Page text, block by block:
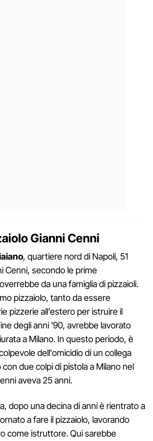
Gianni Cenni
, quartiere nord di Napoli, 51
Cenni, secondo le prime
da una famiglia di pizzaioli.
pizzaiolo, tanto da essere
pizzerie all'estero per istruire il
degli anni '90, avrebbe lavorato
a Milano. In questo periodo, è
dell'omicidio di un collega
due colpi di pistola a Milano nel
aveva 25 anni.
dopo una decina di anni è rientrato a
a fare il pizzaiolo, lavorando
come istruttore. Qui sarebbe